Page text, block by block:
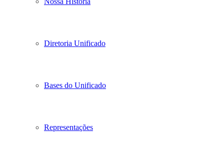
Diretoria Unificado
Bases do Unificado
Representações